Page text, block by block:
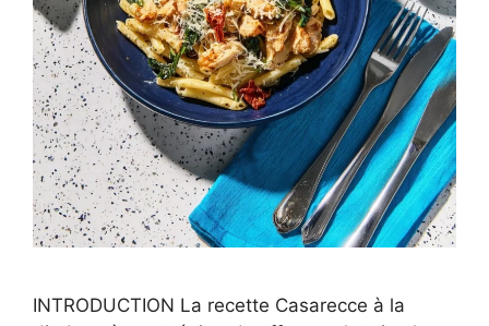
INTRODUCTION La recette Casarecce à la